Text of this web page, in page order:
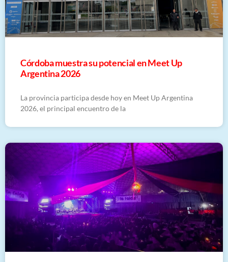
Córdoba muestra su potencial en Meet Up
Argentina 2026
La provincia participa desde hoy en Meet Up Argentina
2026, el principal encuentro de la